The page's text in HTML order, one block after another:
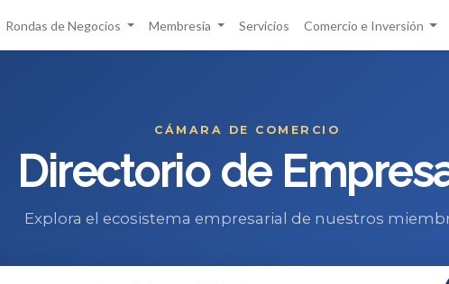
Rondas de Negocios Membresía Servicios Comercio e Inversión
CÁMARA DE COMERCIO
Directorio de
Explora el ecosistema empresarial de nuestros